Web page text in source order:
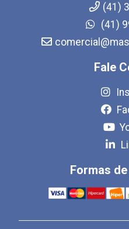
(41)
(41)
Fale
Formas